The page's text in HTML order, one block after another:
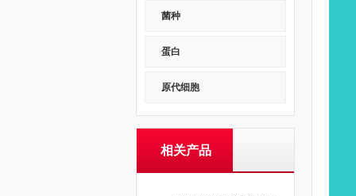
菌种
蛋白
原代细胞
相关产品